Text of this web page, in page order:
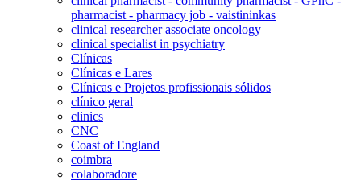
pharmacist - pharmacy job - vaistininkas
clinical researcher associate oncology
clinical specialist in psychiatry
Clínicas
Clínicas e Lares
Clínicas e Projetos profissionais sólidos
clínico geral
clinics
CNC
Coast of England
coimbra
colaboradore